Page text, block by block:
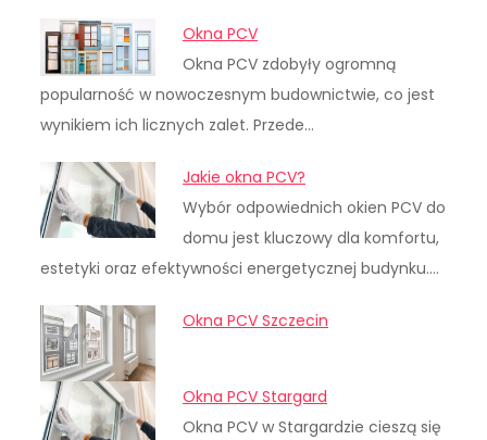
Okna PCV
Okna PCV zdobyły ogromną
popularność w nowoczesnym budownictwie, co jest
wynikiem ich licznych zalet. Przede…
Jakie okna PCV?
Wybór odpowiednich okien PCV do
domu jest kluczowy dla komfortu,
estetyki oraz efektywności energetycznej budynku.…
Okna PCV Szczecin
Okna PCV Stargard
Okna PCV w Stargardzie cieszą się